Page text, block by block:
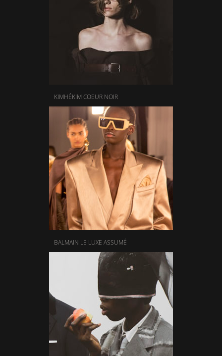
KIMHÉKIM COEUR NOIR
BALMAIN LE LUXE ASSUMÉ